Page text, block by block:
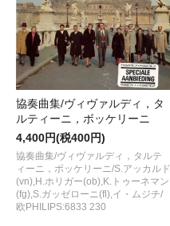
協奏曲集/ヴィヴァルディ，タ
ルティーニ，ボッケリーニ
4,400円(税400円)
協奏曲集/ヴィヴァルディ，タルテ
ィーニ，ボッケリーニ/S.アッカルド
(vn),H.ホリガー(ob),K.トゥーネマン
(fg),S.ガッゼローニ(fl),イ・ムジチ/
欧PHILIPS:6833 230